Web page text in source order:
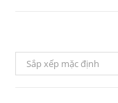
Sắp xếp mặc định